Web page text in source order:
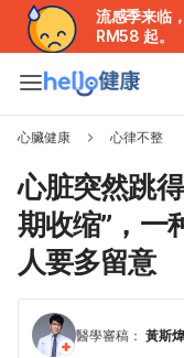
流感季来临
RM58 起。
心臟健康 心律不整
心脏突然跳
期收缩”，一
人要多留意
醫學審稿： 黃斯